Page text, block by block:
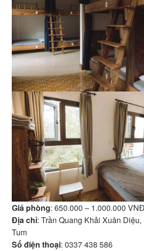
Giá phòng: 650.000 – 1.000.000
Địa chỉ: Trần Quang Khải Xuân
Tum
Số điện thoại: 0337 438 586